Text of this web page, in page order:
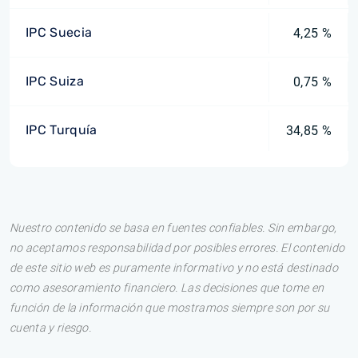
IPC Suecia 4,25 %
IPC Suiza 0,75 %
IPC Turquía 34,85 %
Nuestro contenido se basa en fuentes confiables. Sin embargo,
no aceptamos responsabilidad por posibles errores. El contenido
de este sitio web es puramente informativo y no está destinado
como asesoramiento financiero. Las decisiones que tome en
función de la información que mostramos siempre son por su
cuenta y riesgo.